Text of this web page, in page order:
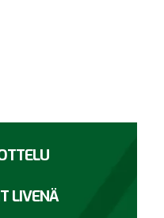
LIVENÄ